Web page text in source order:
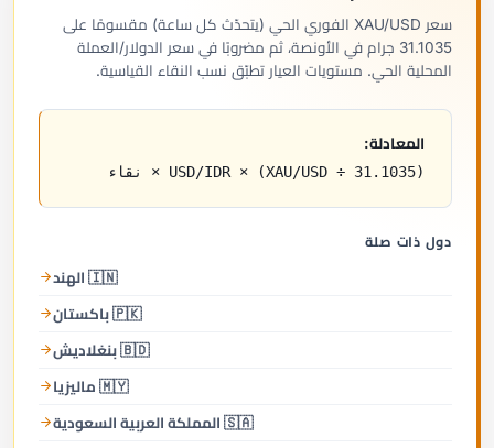
سعر XAU/USD الفوري الحي (يتحدّث كل ساعة) مقسومًا على
31.1035 جرام في الأونصة، ثم مضروبًا في سعر الدولار/العملة
المحلية الحي. مستويات العيار تطبّق نسب النقاء القياسية.
المعادلة:
(XAU/USD ÷ 31.1035) × USD/IDR × نقاء
دول ذات صلة
🇮🇳 الهند
🇵🇰 باكستان
🇧🇩 بنغلاديش
🇲🇾 ماليزيا
🇸🇦 المملكة العربية السعودية